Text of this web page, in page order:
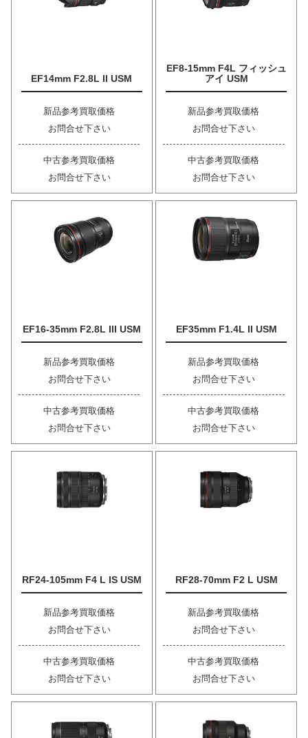
EF14mm F2.8L II USM
新品参考買取価格
お問合せ下さい
中古参考買取価格
お問合せ下さい
EF8-15mm F4L フィッシュ
アイ USM
新品参考買取価格
お問合せ下さい
中古参考買取価格
お問合せ下さい
EF16-35mm F2.8L III USM
新品参考買取価格
お問合せ下さい
中古参考買取価格
お問合せ下さい
EF35mm F1.4L II USM
新品参考買取価格
お問合せ下さい
中古参考買取価格
お問合せ下さい
RF24-105mm F4 L IS USM
新品参考買取価格
お問合せ下さい
中古参考買取価格
お問合せ下さい
RF28-70mm F2 L USM
新品参考買取価格
お問合せ下さい
中古参考買取価格
お問合せ下さい